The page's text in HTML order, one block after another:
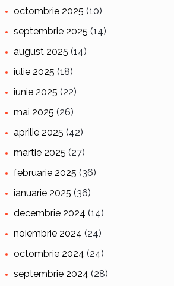
octombrie 2025 (10)
septembrie 2025 (14)
august 2025 (14)
iulie 2025 (18)
iunie 2025 (22)
mai 2025 (26)
aprilie 2025 (42)
martie 2025 (27)
februarie 2025 (36)
ianuarie 2025 (36)
decembrie 2024 (14)
noiembrie 2024 (24)
octombrie 2024 (24)
septembrie 2024 (28)